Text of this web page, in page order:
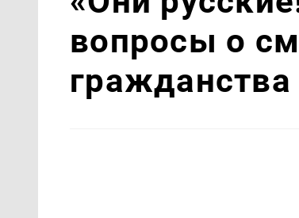
вопросы о
гражданства